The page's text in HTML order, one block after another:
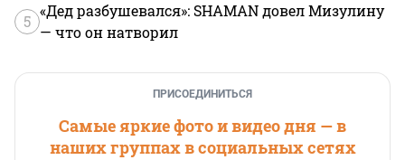
5
«Дед разбушевался»: SHAMAN довел Мизулину
— что он натворил
ПРИСОЕДИНИТЬСЯ
Самые яркие фото и видео дня — в
наших группах в социальных сетях